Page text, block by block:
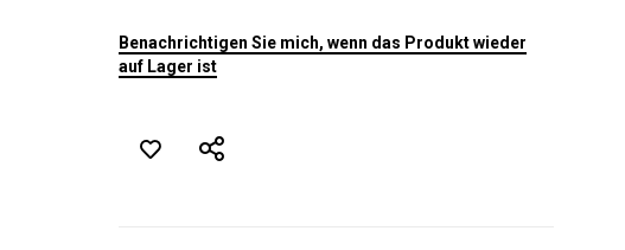
Benachrichtigen Sie mich, wenn das Produkt wieder
auf Lager ist